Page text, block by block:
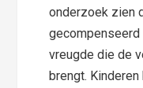
onderzoek zien
vreugde die de
brengt.